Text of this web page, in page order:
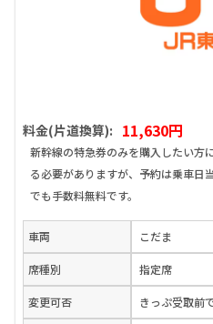
料金(片道換算): 11,630円
新幹線の特急券のみを購入したい方
る必要がありますが、予約は乗車日
でも手数料無料です。
車両 こだま
席種別 指定席
変更可否 きっぷ受取前